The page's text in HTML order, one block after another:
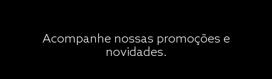
Acompanhe nossas promoções e
novidades.